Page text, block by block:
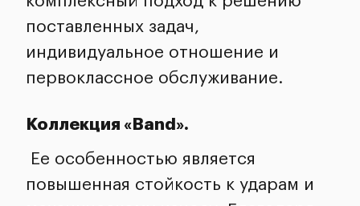
поставленных задач,
индивидуальное отношение и
первоклассное обслуживание.
Коллекция «Band».
Ее особенностью является
повышенная стойкость к ударам и